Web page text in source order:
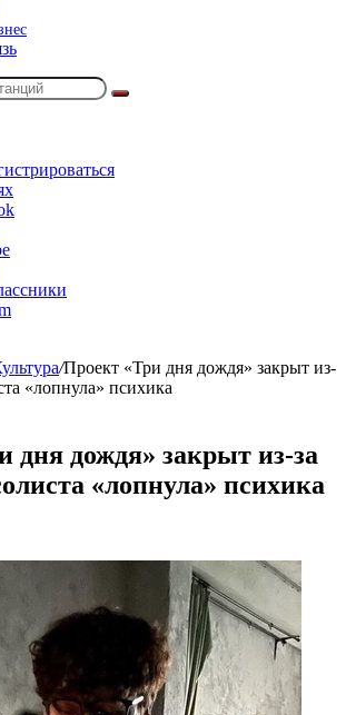
Поиск
/Проект «Три дня дождя» закрыт из-
«лопнула» психика
дня дождя» закрыт из-за
«лопнула» психика